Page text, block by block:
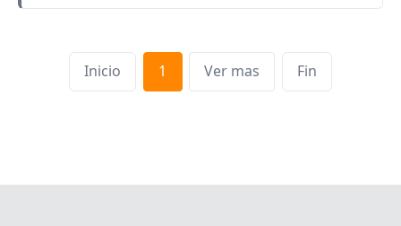
Inicio 1 Ver mas Fin